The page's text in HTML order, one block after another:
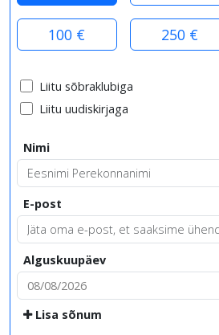
100 € 250 €
Liitu sõbraklubiga
Liitu uudiskirjaga
Nimi
E-post
Alguskuupäev
Lisa sõnum